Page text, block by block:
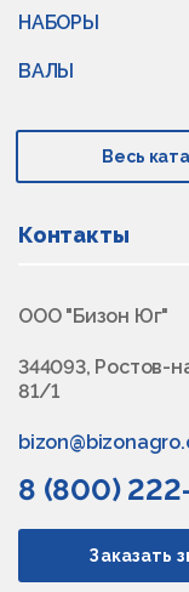
НАБОРЫ
ВАЛЫ
Весь
Контакты
ООО "Бизон Юг"
344093, Ростов-
81/1
8 (800)
Заказать